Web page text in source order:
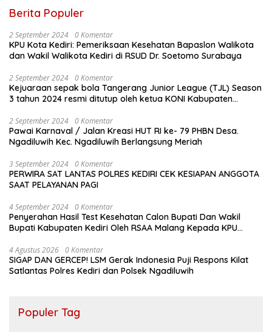
Berita Populer
2 September 2024 0 Komentar
KPU Kota Kediri: Pemeriksaan Kesehatan Bapaslon Walikota
dan Wakil Walikota Kediri di RSUD Dr. Soetomo Surabaya
2 September 2024 0 Komentar
Kejuaraan sepak bola Tangerang Junior League (TJL) Season
3 tahun 2024 resmi ditutup oleh ketua KONI Kabupaten
2 September 2024 0 Komentar
Pawai Karnaval / Jalan Kreasi HUT RI ke- 79 PHBN Desa.
Ngadiluwih Kec. Ngadiluwih Berlangsung Meriah
3 September 2024 0 Komentar
PERWIRA SAT LANTAS POLRES KEDIRI CEK KESIAPAN ANGGOTA
SAAT PELAYANAN PAGI
4 September 2024 0 Komentar
Penyerahan Hasil Test Kesehatan Calon Bupati Dan Wakil
Bupati Kabupaten Kediri Oleh RSAA Malang Kepada KPU
4 Agustus 2026 0 Komentar
SIGAP DAN GERCEP! LSM Gerak Indonesia Puji Respons Kilat
Satlantas Polres Kediri dan Polsek Ngadiluwih
Populer Tag